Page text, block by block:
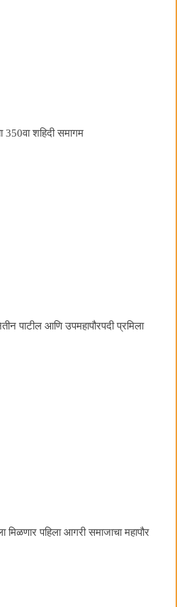
350वा शहिदी समागम
पाटील आणि उपमहापौरपदी प्रमिला
मिळणार पहिला आगरी समाजाचा महापौर